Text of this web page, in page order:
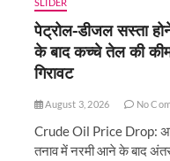
SLIDER
पेट्रोल-डीजल सस्ता
के बाद कच्चे तेल की
गिरावट
August 3, 2026 No
Crude Oil Price Drop:
तनाव में नरमी आने के बाद